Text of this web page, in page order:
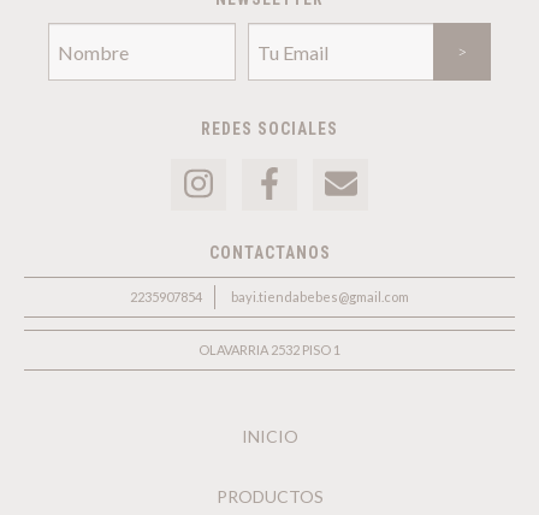
REDES SOCIALES
CONTACTANOS
2235907854 bayi.tiendabebes@gmail.com
OLAVARRIA 2532 PISO 1
INICIO
PRODUCTOS